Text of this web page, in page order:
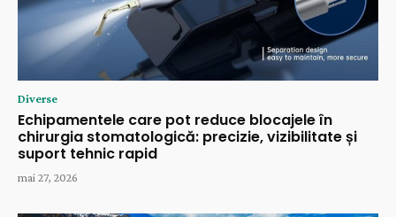
Diverse
Echipamentele care pot reduce blocajele în
chirurgia stomatologică: precizie, vizibilitate și
suport tehnic rapid
mai 27, 2026